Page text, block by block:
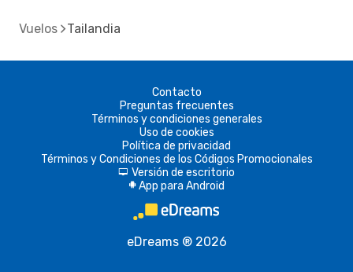
Vuelos Tailandia
Contacto
Preguntas frecuentes
Términos y condiciones generales
Uso de cookies
Política de privacidad
Términos y Condiciones de los Códigos Promocionales
d Versión de escritorio
A App para Android
eDreams ® 2026